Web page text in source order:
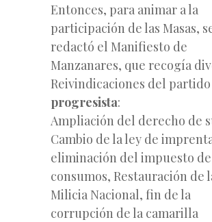
Entonces, para animar a la
participación de las Masas,
redactó el Manifiesto de
Manzanares, que recogía
Reivindicaciones del partido
progresista:
Ampliación del derecho de
Cambio de la ley de
eliminación del impuesto
consumos, Restauración de
Milicia Nacional, fin de la
corrupción de la camarilla